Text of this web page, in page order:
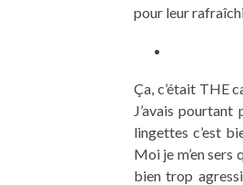
pour leur
Ça, c’était THE
J’avais
lingettes c’est
Moi je m’en sers
bien trop